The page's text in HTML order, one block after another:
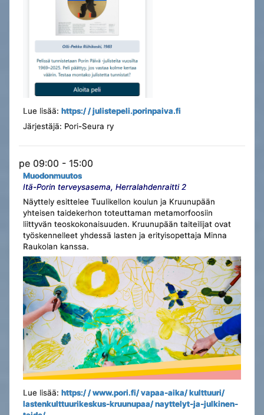
Lue lisää: https:/ / julistepeli.porinpaiva.fi
Järjestäjä: Pori-Seura ry
pe 09:00 - 15:00
Muodonmuutos
Itä-Porin terveysasema, Herralahdenraitti 2
Näyttely esittelee Tuulikellon koulun ja Kruunupään
yhteisen taidekerhon toteuttaman metamorfoosiin
liittyvän teoskokonaisuuden. Kruunupään taiteilijat ovat
työskennelleet yhdessä lasten ja erityisopettaja Minna
Raukolan kanssa.
Lue lisää: https:/ / www.pori.fi/ vapaa-aika/ kulttuuri/
lastenkulttuurikeskus-kruunupaa/ nayttelyt-ja-julkinen-